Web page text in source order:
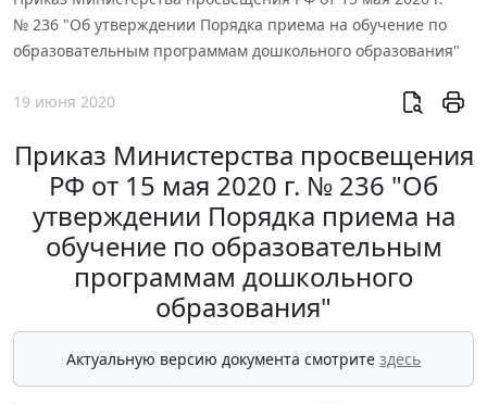
№ 236 "Об утверждении Порядка приема на обучение по
образовательным программам дошкольного образования"
19 июня 2020
Приказ Министерства просвещения
РФ от 15 мая 2020 г. № 236 "Об
утверждении Порядка приема на
обучение по образовательным
программам дошкольного
образования"
Актуальную версию документа смотрите здесь